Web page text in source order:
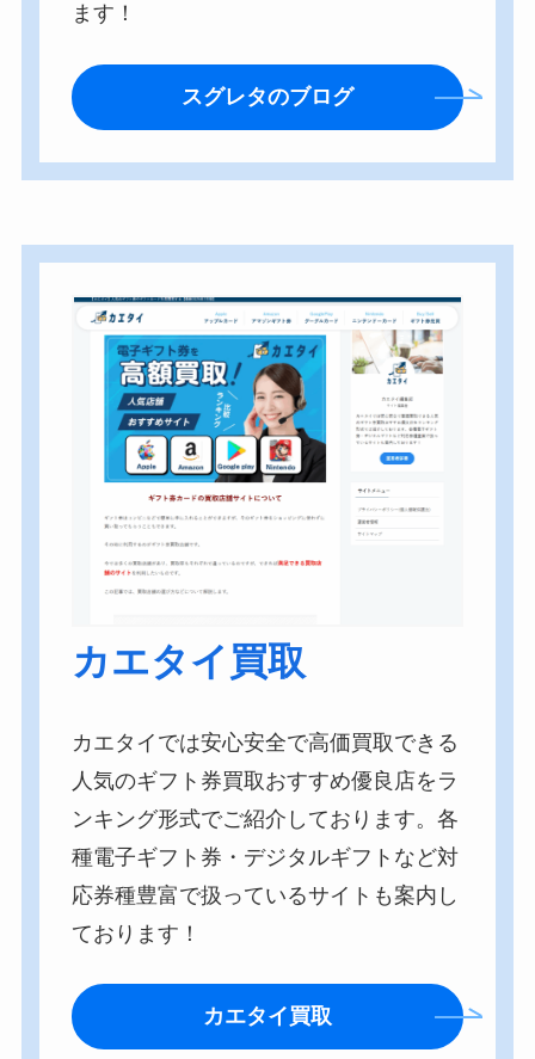
ます！
スグレタのブログ
カエタイ買取
カエタイでは安心安全で高価買取できる
人気のギフト券買取おすすめ優良店をラ
ンキング形式でご紹介しております。各
種電子ギフト券・デジタルギフトなど対
応券種豊富で扱っているサイトも案内し
ております！
カエタイ買取